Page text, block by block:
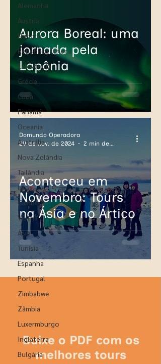
Alemanha
Áustria
Hungria
República Tcheca
Eslováquia
Grécia
Cuba
Panamá
Oceania
Austrália
Nova Zelândia
Tailândia
Laos
Camboja
Vietnã
Ásia
Tunísia
Espanha
Portugal
Zimbabwe
Zâmbia
Luxermburgo
Inglaterra
Bulgária
Aurora Boreal: uma
jornada pela
Lapônia
Aconteceu em
Novembro: Tours
na Ásia e no Ártico
Domundo Operadora
29 de nov. de 2024
2 min de leitura
Baixe o PDF com os
melhores tours